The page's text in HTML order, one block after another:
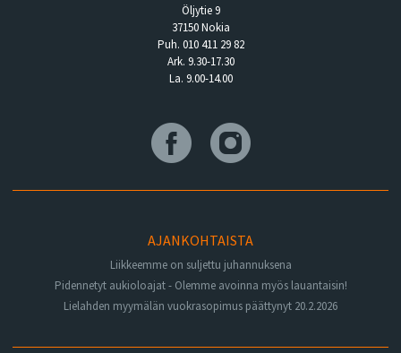
Öljytie 9
37150 Nokia
Puh. 010 411 29 82
Ark. 9.30-17.30
La. 9.00-14.00
AJANKOHTAISTA
Liikkeemme on suljettu juhannuksena
Pidennetyt aukioloajat - Olemme avoinna myös lauantaisin!
Lielahden myymälän vuokrasopimus päättynyt 20.2.2026